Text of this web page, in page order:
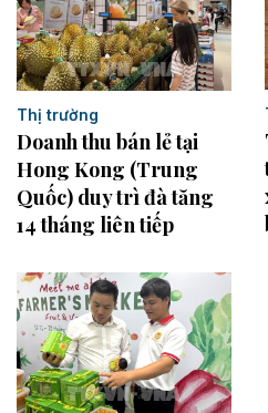
Thị trường
Doanh thu bán lẻ tại
Hong Kong (Trung
Quốc) duy trì đà tăng
14 tháng liên tiếp